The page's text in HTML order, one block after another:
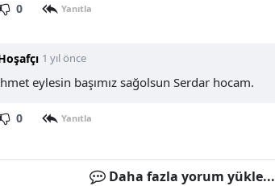
0 Yanıtla
1 yıl önce
eylesin başımız sağolsun Serdar hocam.
0 Yanıtla
Daha fazla yorum yükle...